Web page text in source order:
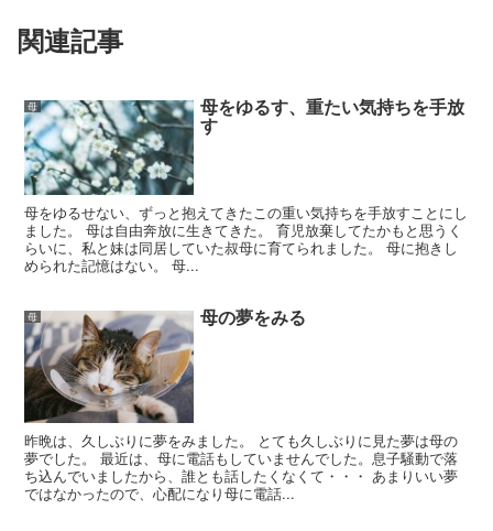
関連記事
母 母をゆるす、重たい気持ちを手放
す
母をゆるせない、ずっと抱えてきたこの重い気持ちを手放すことにし
ました。 母は自由奔放に生きてきた。 育児放棄してたかもと思うく
らいに、私と妹は同居していた叔母に育てられました。 母に抱きし
められた記憶はない。 母...
母 母の夢をみる
昨晩は、久しぶりに夢をみました。 とても久しぶりに見た夢は母の
夢でした。 最近は、母に電話もしていませんでした。息子騒動で落
ち込んでいましたから、誰とも話したくなくて・・・ あまりいい夢
ではなかったので、心配になり母に電話...